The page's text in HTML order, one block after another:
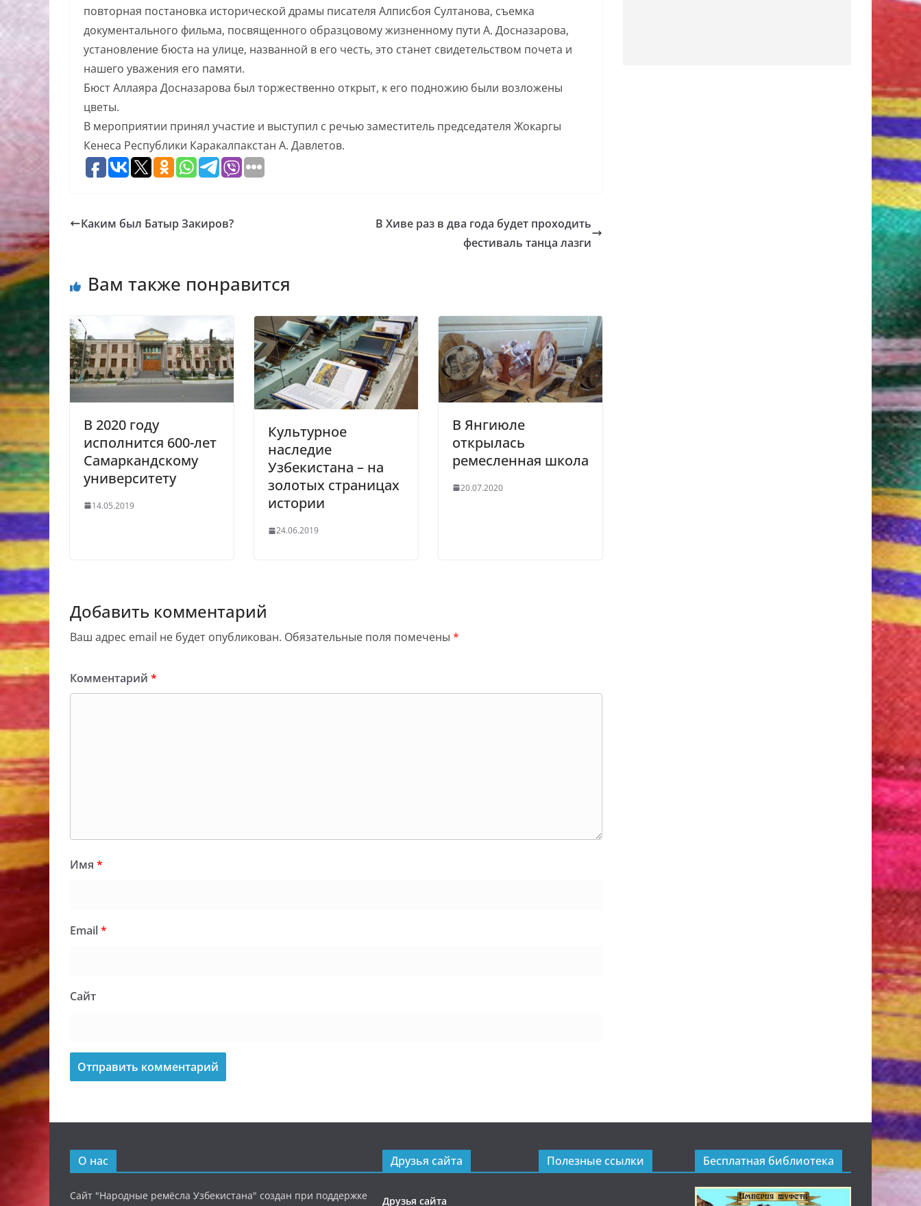
повторная постановка исторической драмы писателя Алписбоя Султанова, съемка
документального фильма, посвященного образцовому жизненному пути А. Досназарова,
установление бюста на улице, названной в его честь, это станет свидетельством почета и
нашего уважения его памяти.
Бюст Аллаяра Досназарова был торжественно открыт, к его подножию были возложены
цветы.
В мероприятии принял участие и выступил с речью заместитель председателя Жокаргы
Кенеса Республики Каракалпакстан А. Давлетов.
Каким был Батыр Закиров?
В Хиве раз в два года будет проходить
фестиваль танца лазги
Вам также понравится
В 2020 году
исполнится 600-лет
Самаркандскому
университету
14.05.2019
Культурное
наследие
Узбекистана – на
золотых страницах
истории
24.06.2019
В Янгиюле
открылась
ремесленная школа
20.07.2020
Добавить комментарий
Ваш адрес email не будет опубликован. Обязательные поля помечены *
Комментарий *
Имя *
Email*
Сайт
О нас
Сайт "Народные ремёсла Узбекистана" создан при поддержке
Друзья сайта
Друзья сайта
Полезные ссылки Бесплатная библиотека